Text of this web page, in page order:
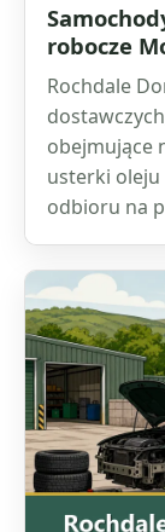
robocze
Rochdale
obejmujące
usterki oleju
odbioru na